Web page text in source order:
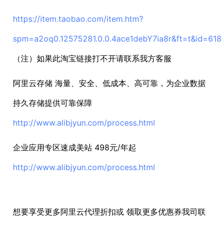
https://item.taobao.com/item.htm?
（注）如果此淘宝链接打不开请联系我方客服
阿里云存储 海量、安全、低成本、高可靠，为企业数据
持久存储提供可靠保障
http://www.alibjyun.com/process.html
企业应用专区速成美站 498元/年起
http://www.alibjyun.com/process.html
想要享受更多阿里云代理折扣或 领取更多优惠券我司联